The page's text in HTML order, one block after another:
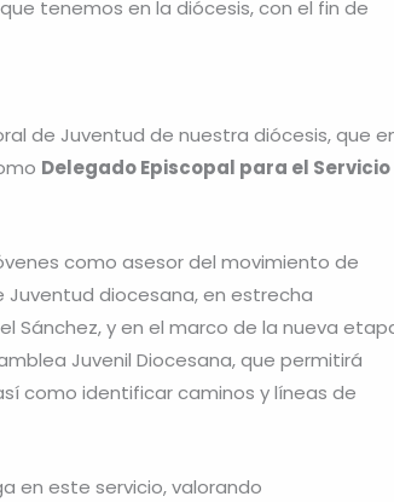
tenemos en la diócesis, con el fin de
de Juventud de nuestra diócesis, que
Delegado Episcopal para el Servicio
como asesor del movimiento de
diocesana, en estrecha
Sánchez, y en el marco de la nueva
Juvenil Diocesana, que permitirá
como identificar caminos y líneas de
en este servicio, valorando